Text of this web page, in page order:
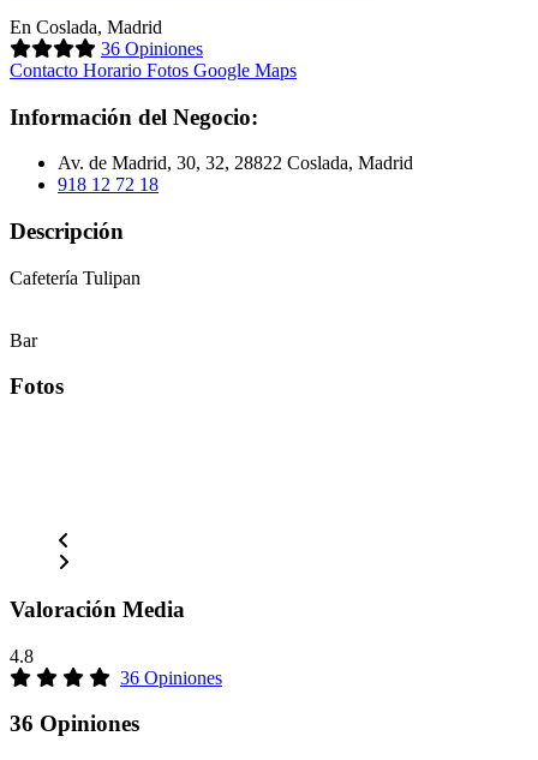
En Coslada, Madrid
36 Opiniones
Contacto Horario Fotos Google Maps
Información del Negocio:
Av. de Madrid, 30, 32, 28822 Coslada, Madrid
918 12 72 18
Descripción
Cafetería Tulipan
Bar
Fotos
Valoración Media
4.8
36 Opiniones
36 Opiniones